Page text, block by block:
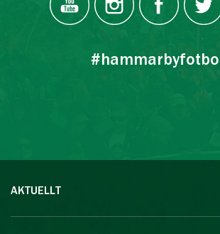
#hammarbyfotboll
AKTUELLT